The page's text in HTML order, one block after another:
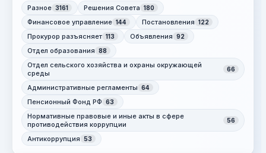
Разное 3161 Решения Совета 180
Финансовое управление 144 Постановления 122
Прокурор разъясняет 113 Объявления 92
Отдел образования 88
Отдел сельского хозяйства и охраны окружающей
среды
66
Административные регламенты 64
Пенсионный Фонд РФ 63
Нормативные правовые и иные акты в сфере
противодействия коррупции
56
Антикоррупция 53